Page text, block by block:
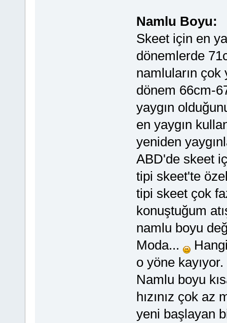
Namlu Boyu:
Skeet için en
dönemlerde
namluların çok
dönem 66cm-
yaygın
en yaygın
yeniden
ABD'de skeet
tipi skeet'te
tipi skeet çok
konuştuğum
namlu boyu
Moda...
o yöne
Namlu boyu
hızınız çok
yeni başlayan